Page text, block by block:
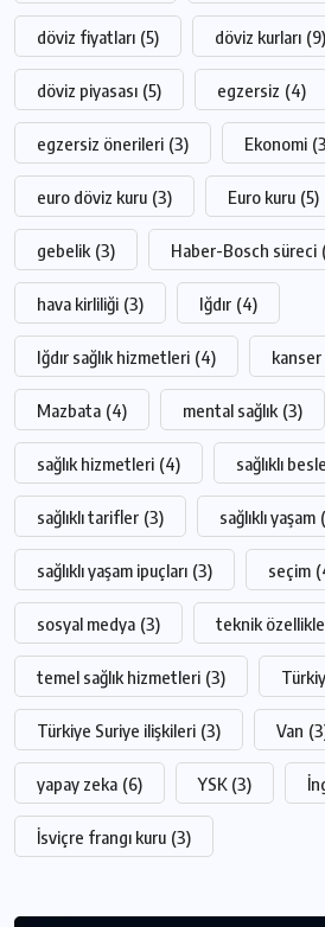
döviz fiyatları (5) döviz kurları (9)
döviz piyasası (5) egzersiz (4)
egzersiz önerileri (3) Ekonomi
euro döviz kuru (3) Euro kuru (5)
gebelik (3) Haber-Bosch süreci
hava kirliliği (3) Iğdır (4)
Iğdır sağlık hizmetleri (4) kanser
Mazbata (4) mental sağlık (3)
sağlık hizmetleri (4) sağlıklı
sağlıklı tarifler (3) sağlıklı yaşam
sağlıklı yaşam ipuçları (3) seçim
sosyal medya (3) teknik
temel sağlık hizmetleri (3)
Türkiye Suriye ilişkileri (3) Van
yapay zeka (6) YSK (3)
İsviçre frangı kuru (3)